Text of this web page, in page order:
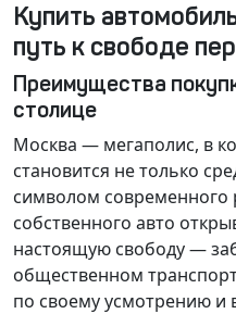
Купить
путь к свободе
Преимущества
столице
Москва — мегаполис, в
становится не только
символом
собственного авто
настоящую свободу —
общественном
по своему усмотрению и